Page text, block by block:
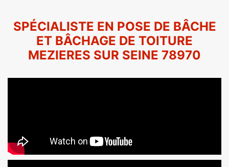
SPÉCIALISTE EN POSE DE BÂCHE
ET BÂCHAGE DE TOITURE
MEZIERES SUR SEINE 78970